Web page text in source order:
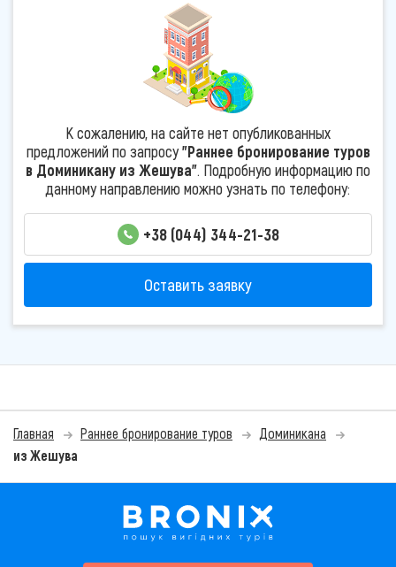
К сожалению, на сайте нет опубликованных
предложений по запросу"Раннее бронирование туров
в Доминикану из Жешува". Подробную информацию по
данному направлению можно узнать по телефону:
+38 (044) 344-21-38
Оставить заявку
Главная Раннее бронирование туров
Доминикана
из Жешува